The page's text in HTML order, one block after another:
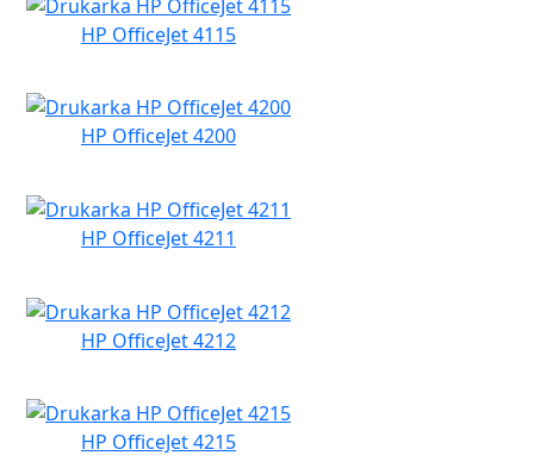
HP OfficeJet 4115
HP OfficeJet 4200
HP OfficeJet 4211
HP OfficeJet 4212
HP OfficeJet 4215